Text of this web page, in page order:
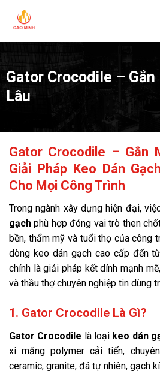
Gator Crocodile – Gắn
Lâu
Gator Crocodile – Gắn
Giải Pháp Keo Dán
Cho Mọi Công Trình
Trong ngành xây dựng hiện đại,
gạch phù hợp đóng vai trò then
bền, thẩm mỹ và tuổi thọ của công
dòng keo dán gạch cao cấp đến
chính là giải pháp kết dính mạnh
và thầu thợ chuyên nghiệp tin dùng
1. Gator Crocodile Là Gì?
Gator Crocodile là loại keo dán
xi măng polymer cải tiến,
ceramic, granite, đá tự nhiên, gạch